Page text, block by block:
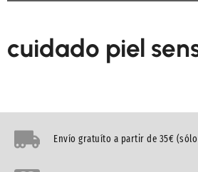
cuidado piel
Envío gratuíto a partir de 35€